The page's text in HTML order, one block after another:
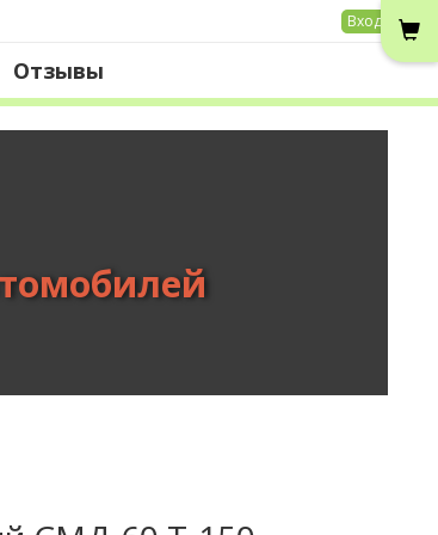
Вход
Отзывы